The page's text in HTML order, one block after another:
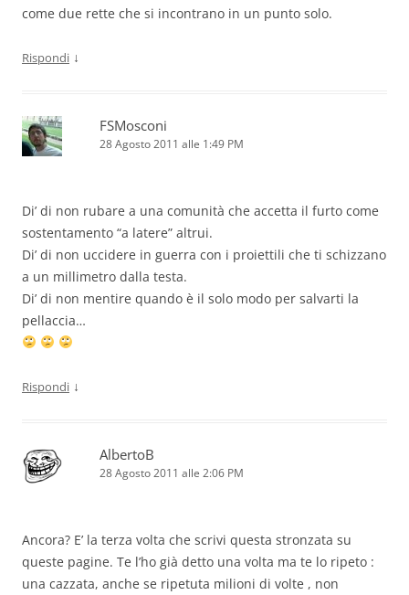
come due rette che si incontrano in un punto solo.
Rispondi ↓
FSMosconi
28 Agosto 2011 alle 1:49 PM
Di’ di non rubare a una comunità che accetta il furto come
sostentamento “a latere” altrui.
Di’ di non uccidere in guerra con i proiettili che ti schizzano
a un millimetro dalla testa.
Di’ di non mentire quando è il solo modo per salvarti la
pellaccia…
Rispondi ↓
AlbertoB
28 Agosto 2011 alle 2:06 PM
Ancora? E’ la terza volta che scrivi questa stronzata su
queste pagine. Te l’ho già detto una volta ma te lo ripeto :
una cazzata, anche se ripetuta milioni di volte , non